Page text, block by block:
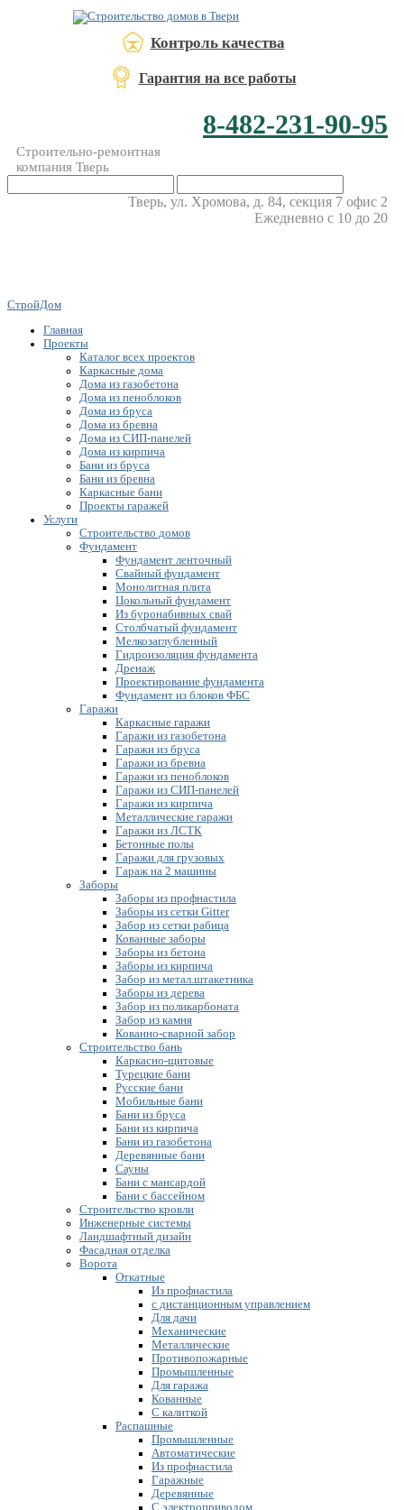
Контроль качества
Гарантия на все работы
8-482-231-90-95
Строительно-ремонтная
компания Тверь
Тверь, ул. Хромова, д. 84, секция 7 офис 2
Ежедневно с 10 до 20
СтройДом
Главная
Проекты
Каталог всех проектов
Каркасные дома
Дома из газобетона
Дома из пеноблоков
Дома из бруса
Дома из бревна
Дома из СИП-панелей
Дома из кирпича
Бани из бруса
Бани из бревна
Каркасные бани
Проекты гаражей
Услуги
Строительство домов
Фундамент
Фундамент ленточный
Свайный фундамент
Монолитная плита
Цокольный фундамент
Из буронабивных свай
Столбчатый фундамент
Мелкозаглубленный
Гидроизоляция фундамента
Дренаж
Проектирование фундамента
Фундамент из блоков ФБС
Гаражи
Каркасные гаражи
Гаражи из газобетона
Гаражи из бруса
Гаражи из бревна
Гаражи из пеноблоков
Гаражи из СИП-панелей
Гаражи из кирпича
Металлические гаражи
Гаражи из ЛСТК
Бетонные полы
Гаражи для грузовых
Гараж на 2 машины
Заборы
Заборы из профнастила
Заборы из сетки Gitter
Забор из сетки рабица
Кованные заборы
Заборы из бетона
Заборы из кирпича
Забор из метал.штакетника
Заборы из дерева
Забор из поликарбоната
Забор из камня
Кованно-сварной забор
Строительство бань
Каркасно-щитовые
Турецкие бани
Русские бани
Мобильные бани
Бани из бруса
Бани из кирпича
Бани из газобетона
Деревянные бани
Сауны
Бани с мансардой
Бани с бассейном
Строительство кровли
Инженерные системы
Ландшафтный дизайн
Фасадная отделка
Ворота
Откатные
Из профнастила
с дистанционным управлением
Для дачи
Механические
Металлические
Противопожарные
Промышленные
Для гаража
Кованные
С калиткой
Распашные
Промышленные
Автоматические
Из профнастила
Гаражные
Деревянные
С электроприводом